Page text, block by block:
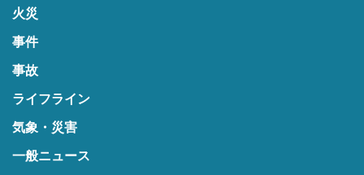
火災
事件
事故
ライフライン
気象・災害
一般ニュース